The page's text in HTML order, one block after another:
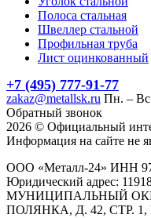
Полоса стальная
Швеллер стальной
Профильная труба
Лист оцинкованный
+7 (495) 777-91-77
zakaz@metallsk.ru Пн. –
Обратный звонок
2026 © Официальный
Информация на сайте не
ООО «Металл-24» ИНН
Юридический адрес:
МУНИЦИПАЛЬНЫЙ
ПОЛЯНКА, Д. 42, СТР.